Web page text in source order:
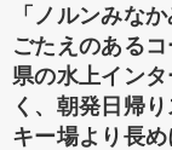
「ノルンみな
ごたえのある
県の水上イン
く、朝発日帰
キー場より長め